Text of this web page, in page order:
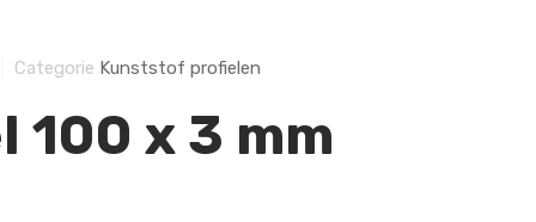
Categorie Kunststof profielen
x 3 mm